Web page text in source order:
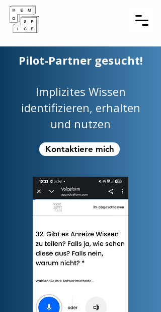
!Pilot-Partner gesucht
Implizites Wissen
identifizieren, erhalten
und nutzen
Kontaktiere mich